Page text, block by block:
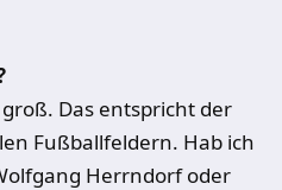
Das entspricht der
Fußballfeldern. Hab ich
Herrndorf oder